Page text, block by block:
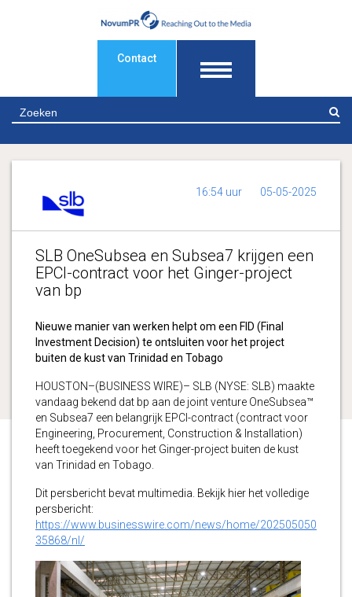
Contact
16:54 uur 05-05-2025
SLB OneSubsea en Subsea7 krijgen een
EPCI-contract voor het Ginger-project
van bp
Nieuwe manier van werken helpt om een FID (Final
Investment Decision) te ontsluiten voor het project
buiten de kust van Trinidad en Tobago
HOUSTON–(BUSINESS WIRE)– SLB (NYSE: SLB) maakte
vandaag bekend dat bp aan de joint venture OneSubsea™
en Subsea7 een belangrijk EPCI-contract (contract voor
Engineering, Procurement, Construction & Installation)
heeft toegekend voor het Ginger-project buiten de kust
van Trinidad en Tobago.
Dit persbericht bevat multimedia. Bekijk hier het volledige
persbericht:
https://www.businesswire.com/news/home/202505050
35868/nl/